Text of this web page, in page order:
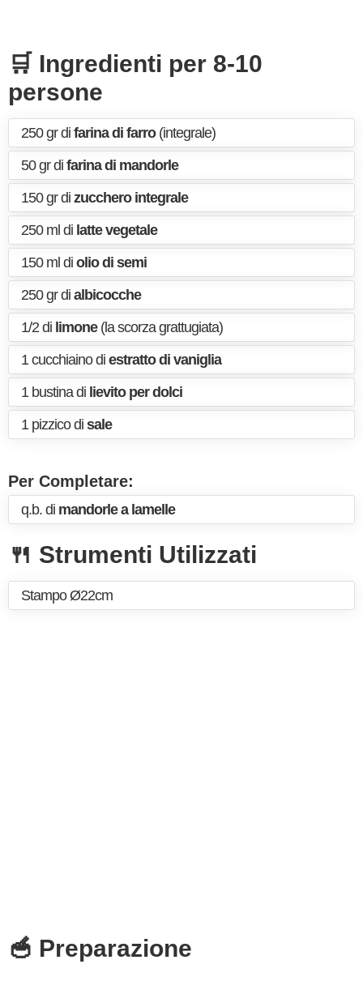
🛒 Ingredienti per 8-10
persone
250 gr di farina di farro(integrale)
50 gr di farina di mandorle
150 gr di zucchero integrale
250 ml di latte vegetale
150 ml di olio di semi
250 gr di albicocche
1/2 di limone(la scorza grattugiata)
1 cucchiaino di estratto di vaniglia
1 bustina di lievito per dolci
1 pizzico di sale
Per Completare:
q.b. di mandorle a lamelle
🍴 Strumenti Utilizzati
Stampo Ø22cm
🥣 Preparazione